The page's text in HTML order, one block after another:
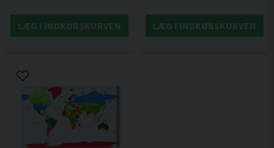
LÆG I INDKØBSKURVEN LÆG I INDKØBSKURVEN